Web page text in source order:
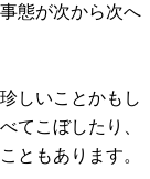
態が次から次へ
しいことかもし
てこぼしたり、
ともあります。